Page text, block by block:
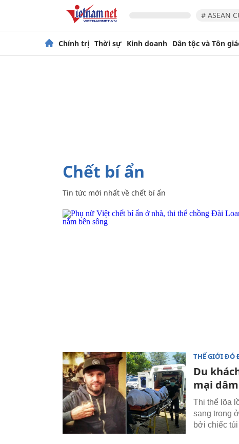
# ASEAN
Chính trị Thời sự Kinh doanh Dân tộc và Tôn
chết bí ẩn
Tin tức mới nhất về chết bí ẩn
THẾ GIỚI ĐÓ
Du
mại
Thi thể lõa
sang trọng
bởi chiếc